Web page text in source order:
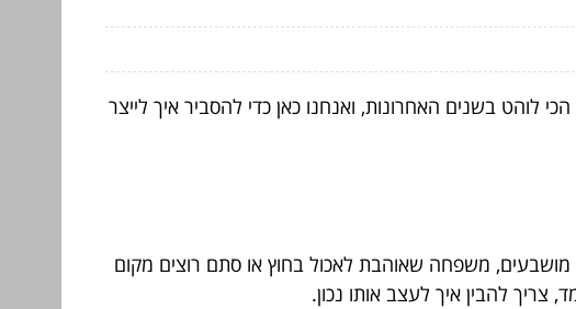
בשנים האחרונות, ואנחנו כאן כדי להסביר איך לייצר
מושבעים, משפחה שאוהבת לאכול בחוץ או סתם רוצים מקום
להבין איך לעצב אותו נכון.